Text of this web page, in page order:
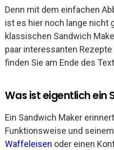
Denn mit dem einfachen
ist es hier noch lange nicht
klassischen Sandwich
paar interessanten
finden Sie am Ende des
Was ist eigentlich ein
Ein Sandwich Maker
Funktionsweise und
Waffeleisen oder einen